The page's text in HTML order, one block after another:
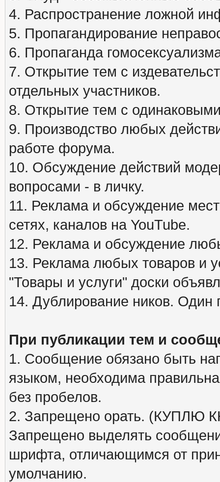
4. Распространение ложной
5. Пропагандирование
6. Пропаганда
7. Открытие тем с
отдельных участников.
8. Открытие тем с
9. Производство любых
работе форума.
10. Обсуждение действий
вопросами - в личку.
11. Реклама и обсуждение
сетях, каналов на YouTube.
12. Реклама и обсуждение
13. Реклама любых товаров и
"Товары и услуги" доски
14. Дублирование ников. Один
При публикации тем и
1. Сообщение обязано быть
языком, необходима
без пробелов.
2. Запрещено орать. (КУПЛЮ
Запрещено выделять
шрифта, отличающимся от
умолчанию.